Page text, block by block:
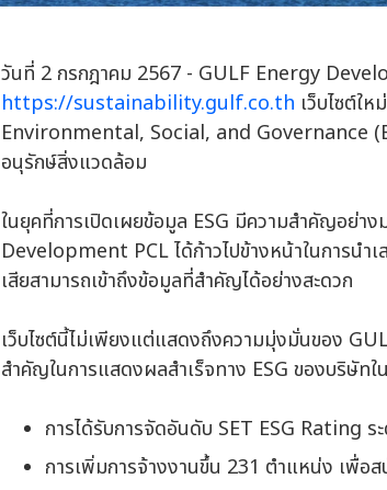
วันที่ 2 กรกฎาคม 2567 - GULF Energy
https://sustainability.gulf.co.th เว็บไซต์ใ
Environmental, Social, and Governance
อนุรักษ์สิ่งแวดล้อม
ในยุคที่การเปิดเผยข้อมูล ESG มีความสำคัญอย่
Development PCL ได้ก้าวไปข้างหน้าในการนำ
เสียสามารถเข้าถึงข้อมูลที่สำคัญได้อย่างสะดวก
เว็บไซต์นี้ไม่เพียงแต่แสดงถึงความมุ่งมั่นของ
สำคัญในการแสดงผลสำเร็จทาง ESG ของบริษัท
การได้รับการจัดอันดับ SET ESG Rating
การเพิ่มการจ้างงานขึ้น 231 ตำแหน่ง เพื่อ